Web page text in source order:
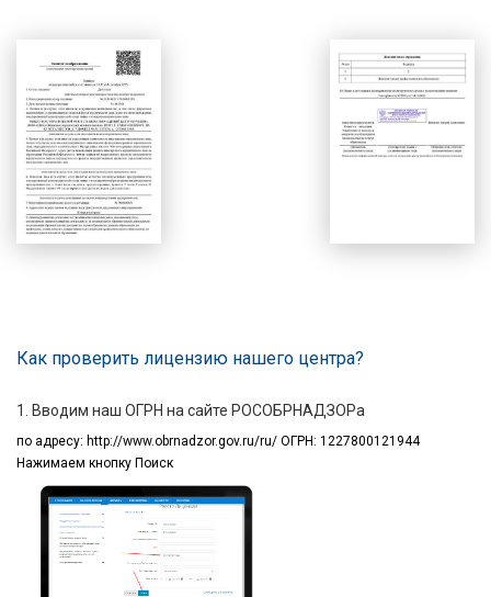
Как проверить лицензию нашего центра?
1. Вводим наш ОГРН на сайте РОСОБРНАДЗОРа
по адресу: http://www.obrnadzor.gov.ru/ru/ ОГРН: 1227800121944
Нажимаем кнопку Поиск